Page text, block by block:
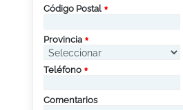
Código Postal
Provincia
Teléfono
Comentarios